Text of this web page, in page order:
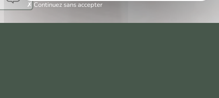
Continuez sans accepter